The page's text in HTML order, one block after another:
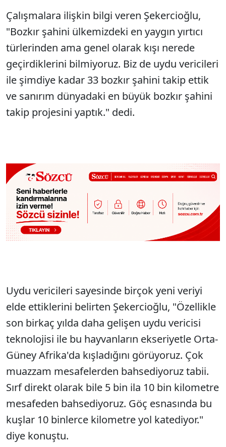
Çalışmalara ilişkin bilgi veren Şekercioğlu,
"Bozkır şahini ülkemizdeki en yaygın yırtıcı
türlerinden ama genel olarak kışı nerede
geçirdiklerini bilmiyoruz. Biz de uydu vericileri
ile şimdiye kadar 33 bozkır şahini takip ettik
ve sanırım dünyadaki en büyük bozkır şahini
takip projesini yaptık." dedi.
Uydu vericileri sayesinde birçok yeni veriyi
elde ettiklerini belirten Şekercioğlu, "Özellikle
son birkaç yılda daha gelişen uydu vericisi
teknolojisi ile bu hayvanların ekseriyetle Orta-
Güney Afrika'da kışladığını görüyoruz. Çok
muazzam mesafelerden bahsediyoruz tabii.
Sırf direkt olarak bile 5 bin ila 10 bin kilometre
mesafeden bahsediyoruz. Göç esnasında bu
kuşlar 10 binlerce kilometre yol katediyor."
diye konuştu.